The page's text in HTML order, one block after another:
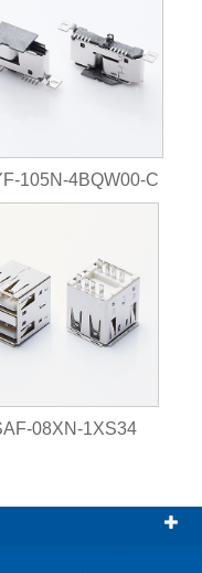
105N-4BQW00-C
08XN-1XS34